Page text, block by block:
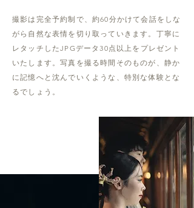
撮影は完全予約制で、約60分かけて会話をしな
がら自然な表情を切り取っていきます。丁寧に
レタッチしたJPGデータ30点以上をプレゼント
いたします。写真を撮る時間そのものが、静か
に記憶へと沈んでいくような、特別な体験とな
るでしょう。